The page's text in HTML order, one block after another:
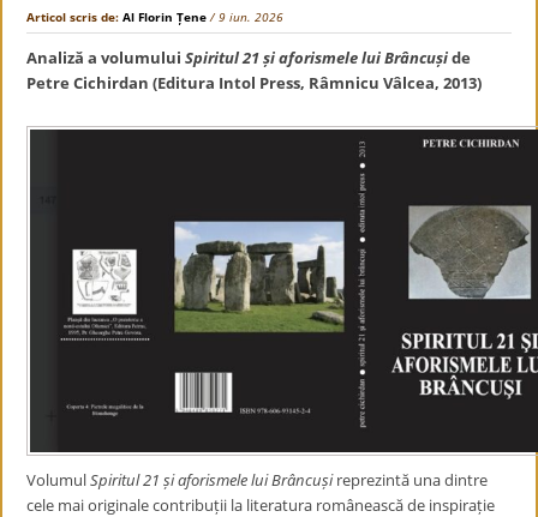
Articol scris de:Al Florin Țene / 9 iun. 2026
Analiză a volumuluiSpiritul 21 și aforismele lui Brâncușide
Petre Cichirdan (Editura Intol Press, Râmnicu Vâlcea, 2013)
VolumulSpiritul 21 și aforismele lui Brâncușireprezintă una dintre
cele mai originale contribuții la literatura românească de inspirație